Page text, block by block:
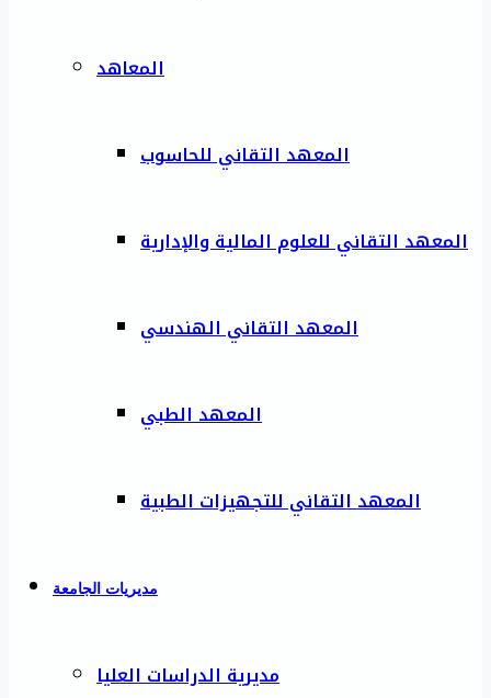
المعاهد
المعهد التقاني للحاسوب
المعهد التقاني للعلوم المالية والإدارية
المعهد التقاني الهندسي
المعهد الطبي
المعهد التقاني للتجهيزات الطبية
مديريات الجامعة
مديرية الدراسات العليا